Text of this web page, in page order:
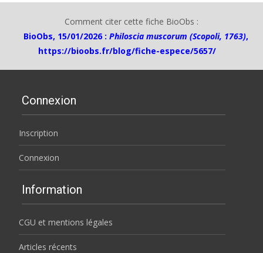
Comment citer cette fiche BioObs :
BioObs, 15/01/2026 : Philoscia muscorum (Scopoli, 1763),
https://bioobs.fr/blog/fiche-espece/5657/
Connexion
Inscription
Connexion
Information
CGU et mentions légales
Articles récents